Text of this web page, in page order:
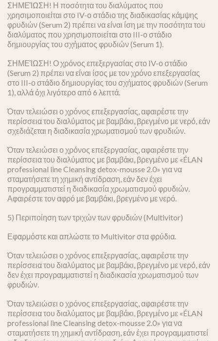
ΣΗΜΕΊΩΣΗ! Η ποσότητα του διαλύματος που
χρησιμοποιείται στο IV-ο στάδιο της διαδικασίας κάμψης
φρυδιών (Serum 2) πρέπει να είναι ίση με την ποσότητα του
διαλύματος που χρησιμοποιείται στο III-ο στάδιο
δημιουργίας του σχήματος φρυδιών (Serum 1).
ΣΗΜΕΊΩΣΗ! Ο χρόνος επεξεργασίας στο IV-ο στάδιο
(Serum 2) πρέπει να είναι ίσος με τον χρόνο επεξεργασίας
στο III-ο στάδιο δημιουργίας του σχήματος φρυδιών (Serum
1), αλλά όχι λιγότερο από 6 λεπτά.
Όταν τελειώσει ο χρόνος επεξεργασίας, αφαιρέστε την
περίσσεια του διαλύματος με βαμβάκι, βρεγμένο με νερό, εάν
σχεδιάζεται η διαδικασία χρωματισμού των φρυδιών.
Όταν τελειώσει ο χρόνος επεξεργασίας, αφαιρέστε την
περίσσεια του διαλύματος με βαμβάκι, βρεγμένο με «ÉLAN
professional line Cleansing detox-mousse 2.0» για να
σταματήσετε τη χημική αντίδραση, εάν δεν έχει
προγραμματιστεί η διαδικασία χρωματισμού φρυδιών.
Αφαιρέστε τον αφρό με βαμβάκι, βρεγμένο με νερό.
5) Περιποίηση των τριχών των φρυδιών (Multivitor)
Εφαρμόστε και απλώστε το Multivitor στα φρύδια.
Όταν τελειώσει ο χρόνος επεξεργασίας, αφαιρέστε την
περίσσεια του διαλύματος με βαμβάκι, βρεγμένο με νερό, εάν
δεν έχει προγραμματιστεί η διαδικασία χρωματισμού των
φρυδιών.
Όταν τελειώσει ο χρόνος επεξεργασίας, αφαιρέστε την
περίσσεια του διαλύματος με βαμβάκι, βρεγμένο με «ÉLAN
professional line Cleansing detox-mousse 2.0» για να
σταματήσετε τη χημική αντίδραση, εάν έχει προγραμματιστεί